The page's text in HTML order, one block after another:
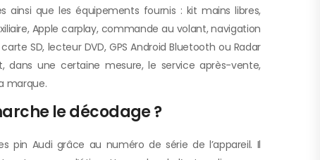
ainsi que les équipements fournis : kit mains libres,
Apple carplay, commande au volant, navigation
SD, lecteur DVD, GPS Android Bluetooth ou Radar
dans une certaine mesure, le service après-vente,
marque.
le décodage ?
pin Audi grâce au numéro de série de l’appareil. Il